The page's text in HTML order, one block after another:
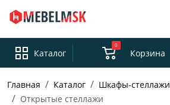
Каталог
0
Корзина
Главная Каталог
Шкафы-стеллажи
Открытые стеллажи